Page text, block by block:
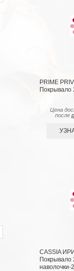
PRIME
Покрывало
Цена
после
CASSIA
Покрывало
наволочки-